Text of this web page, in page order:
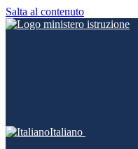
Salta al contenuto
Italiano